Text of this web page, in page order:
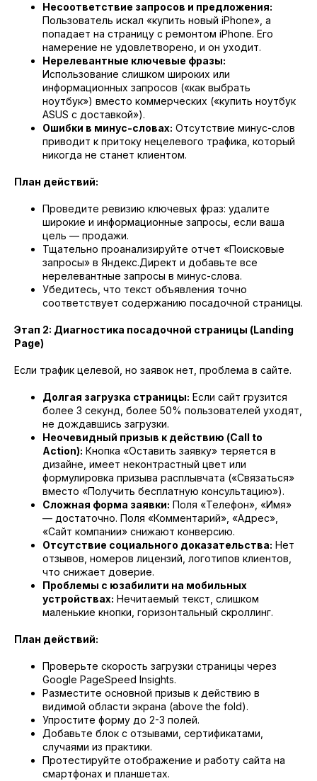
Несоответствие запросов и предложения:
Пользователь искал «купить новый iPhone», а
попадает на страницу с ремонтом iPhone. Его
намерение не удовлетворено, и он уходит.
Нерелевантные ключевые фразы:
Использование слишком широких или
информационных запросов («как выбрать
ноутбук») вместо коммерческих («купить ноутбук
ASUS с доставкой»).
Ошибки в минус-словах: Отсутствие минус-слов
приводит к притоку нецелевого трафика, который
никогда не станет клиентом.
План действий:
Проведите ревизию ключевых фраз: удалите
широкие и информационные запросы, если ваша
цель — продажи.
Тщательно проанализируйте отчет «Поисковые
запросы» в Яндекс.Директ и добавьте все
нерелевантные запросы в минус-слова.
Убедитесь, что текст объявления точно
соответствует содержанию посадочной страницы.
Этап 2: Диагностика посадочной страницы (Landing
Page)
Если трафик целевой, но заявок нет, проблема в сайте.
Долгая загрузка страницы: Если сайт грузится
более 3 секунд, более 50% пользователей уходят,
не дождавшись загрузки.
Неочевидный призыв к действию (Call to
Action): Кнопка «Оставить заявку» теряется в
дизайне, имеет неконтрастный цвет или
формулировка призыва расплывчата («Связаться»
вместо «Получить бесплатную консультацию»).
Сложная форма заявки: Поля «Телефон», «Имя»
— достаточно. Поля «Комментарий», «Адрес»,
«Сайт компании» снижают конверсию.
Отсутствие социального доказательства: Нет
отзывов, номеров лицензий, логотипов клиентов,
что снижает доверие.
Проблемы с юзабилити на мобильных
устройствах: Нечитаемый текст, слишком
маленькие кнопки, горизонтальный скроллинг.
План действий:
Проверьте скорость загрузки страницы через
Google PageSpeed Insights.
Разместите основной призыв к действию в
видимой области экрана (above the fold).
Упростите форму до 2-3 полей.
Добавьте блок с отзывами, сертификатами,
случаями из практики.
Протестируйте отображение и работу сайта на
смартфонах и планшетах.